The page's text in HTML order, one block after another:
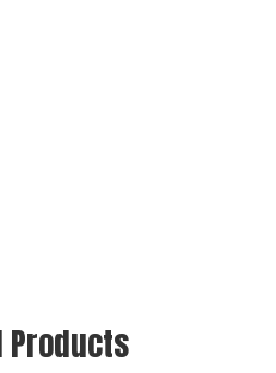
Products